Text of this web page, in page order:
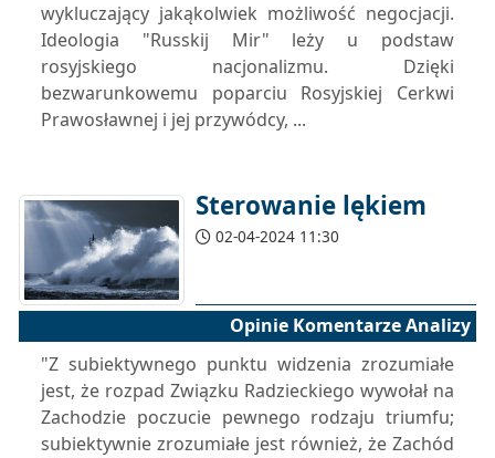
wykluczający jakąkolwiek możliwość negocjacji.
Ideologia "Russkij Mir" leży u podstaw
rosyjskiego nacjonalizmu. Dzięki
bezwarunkowemu poparciu Rosyjskiej Cerkwi
Prawosławnej i jej przywódcy, ...
Sterowanie lękiem
02-04-2024 11:30
Opinie Komentarze Analizy
"Z subiektywnego punktu widzenia zrozumiałe
jest, że rozpad Związku Radzieckiego wywołał na
Zachodzie poczucie pewnego rodzaju triumfu;
subiektywnie zrozumiałe jest również, że Zachód